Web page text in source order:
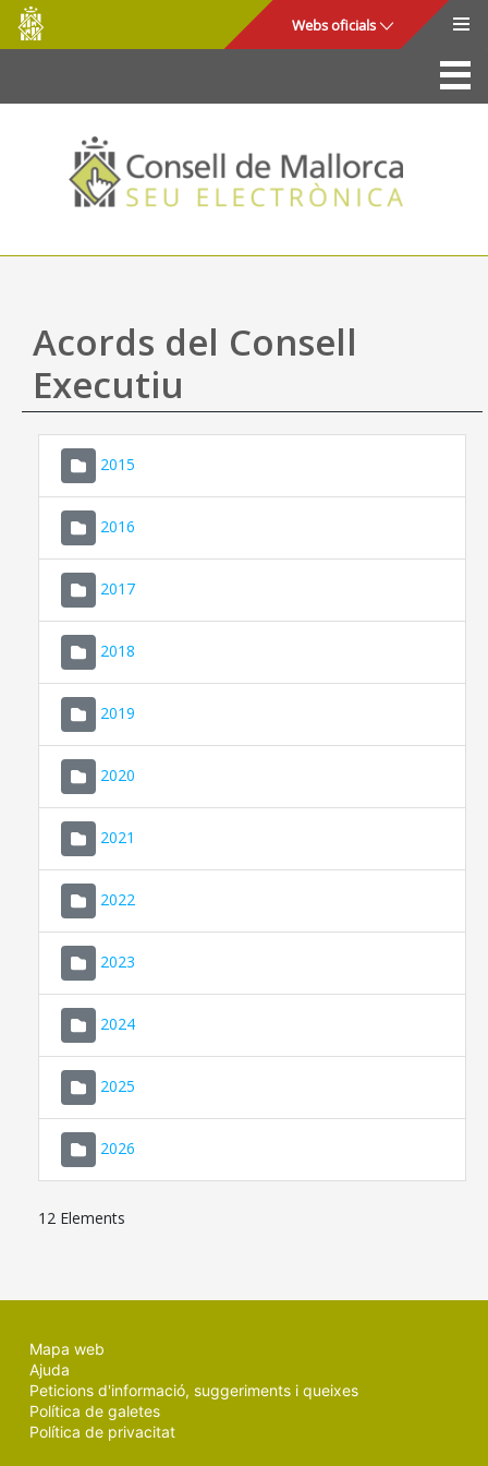
Salta al contingut principal
Consell
de
Mallorca
Webs oficials
La Seu
Consell de Mallorca
Accés i seguretat
Utilitats
Ajuda
Acords del Consell
Executiu
2015
2016
2017
2018
2019
2020
2021
2022
2023
2024
2025
2026
12 Elements
Mapa web
Ajuda
Peticions d'informació, suggeriments i queixes
Política de galetes
Política de privacitat